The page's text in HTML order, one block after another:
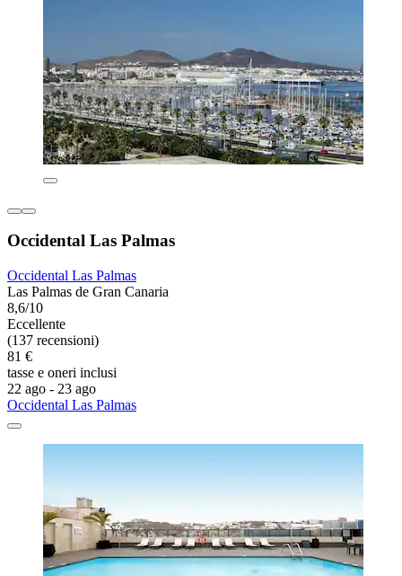
Occidental Las Palmas
Occidental Las Palmas
Las Palmas de Gran Canaria
8,6/10
Eccellente
(137 recensioni)
81 €
tasse e oneri inclusi
22 ago - 23 ago
Occidental Las Palmas